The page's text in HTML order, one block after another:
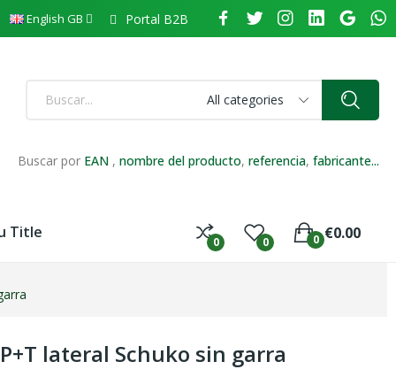
English GB Portal B2B
All categories
Buscar por EAN ,nombre del producto,referencia,fabricante...
Title
0 0 €0.00
0
lateral Schuko sin garra